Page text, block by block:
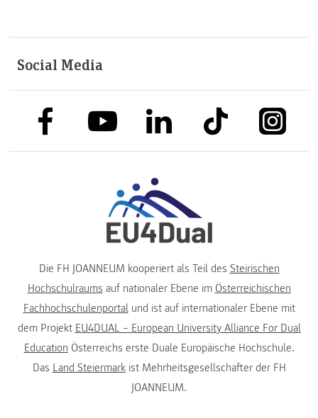
Social Media
link to facebooklink to youtubelink to linkedinlink to tiktok link to
Die FH JOANNEUM kooperiert als Teil des Steirischen
Hochschulraums auf nationaler Ebene im Österreichischen
Fachhochschulenportalund ist auf internationaler Ebene mit
dem Projekt EU4DUAL – European University Alliance For Dual
Education Österreichs erste Duale Europäische Hochschule.
Das Land Steiermarkist Mehrheitsgesellschafter der FH
JOANNEUM.